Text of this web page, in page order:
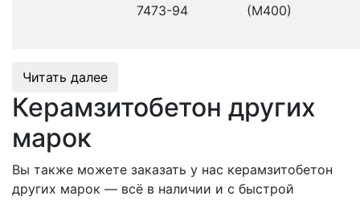
7473-94
(М400)
Читать далее
Керамзитобетон других
марок
Вы также можете заказать у нас керамзитобетон
других марок — всё в наличии и с быстрой